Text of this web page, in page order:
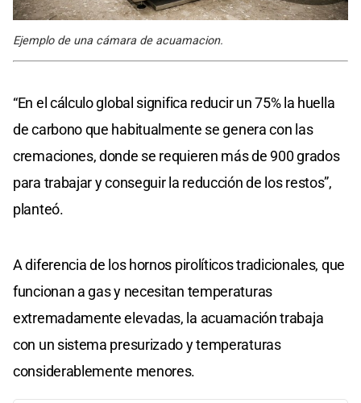
Ejemplo de una cámara de acuamacion.
“En el cálculo global significa reducir un 75% la huella
de carbono que habitualmente se genera con las
cremaciones, donde se requieren más de 900 grados
para trabajar y conseguir la reducción de los restos”,
planteó.
A diferencia de los hornos pirolíticos tradicionales, que
funcionan a gas y necesitan temperaturas
extremadamente elevadas, la acuamación trabaja
con un sistema presurizado y temperaturas
considerablemente menores.